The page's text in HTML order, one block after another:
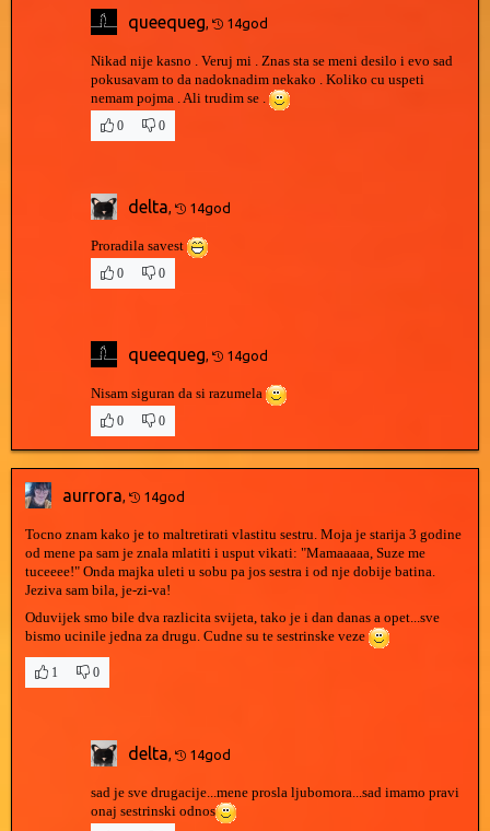
queequeg 14god
Nikad nije kasno . Veruj mi . Znas sta se meni desilo i evo sad
pokusavam to da nadoknadim nekako . Koliko cu uspeti
nemam pojma . Ali trudim se .
0
0
delta 14god
Proradila savest
0
0
queequeg 14god
Nisam siguran da si razumela
0
0
aurrora 14god
Tocno znam kako je to maltretirati vlastitu sestru. Moja je starija 3 godine
od mene pa sam je znala mlatiti i usput vikati: "Mamaaaaa, Suze me
tuceeee!" Onda majka uleti u sobu pa jos sestra i od nje dobije batina.
Jeziva sam bila, je-zi-va!
Oduvijek smo bile dva razlicita svijeta, tako je i dan danas a opet...sve
bismo ucinile jedna za drugu. Cudne su te sestrinske veze
1 0
delta 14god
sad je sve drugacije...mene prosla ljubomora...sad imamo pravi
onaj sestrinski odnos